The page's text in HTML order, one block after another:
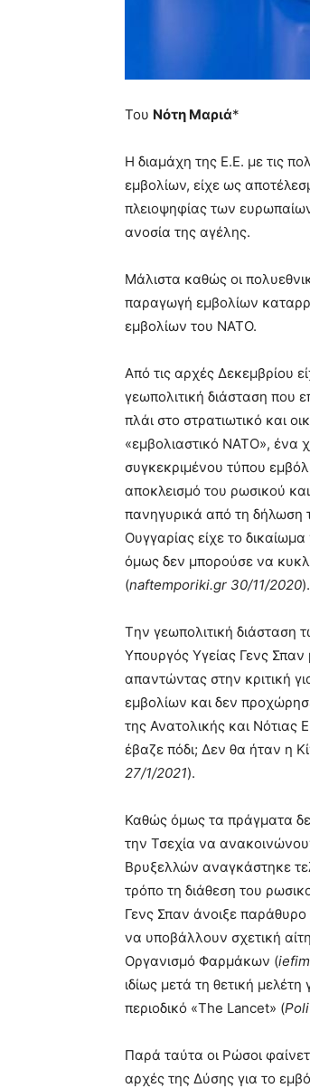
Του Νότη Μαριά*
Η διαμάχη της Ε.Ε. με τις
εμβολίων, είχε ως
πλειοψηφίας των
ανοσία της αγέλης.
Μάλιστα καθώς οι
παραγωγή εμβολίων
εμβολίων του ΝΑΤΟ.
Από τις αρχές Δεκεμβρίου
γεωπολιτική διάσταση που
πλάι στο στρατιωτικό και
«εμβολιαστικό ΝΑΤΟ», ένα
συγκεκριμένου τύπου
αποκλεισμό του ρωσικού
πανηγυρικά από τη δήλωση
Ουγγαρίας είχε το
όμως δεν μπορούσε να
(naftemporiki.gr 30/11/2020).
Tην γεωπολιτική διάσταση
Υπουργός Υγείας Γενς Σπαν
απαντώντας στην κριτική
εμβολίων και δεν
της Ανατολικής και
έβαζε πόδι; Δεν θα ήταν η
27/1/2021).
Καθώς όμως τα πράγματα
την Τσεχία να
Βρυξελλών αναγκάστηκε
τρόπο τη διάθεση του
Γενς Σπαν άνοιξε παράθυρο
να υποβάλλουν σχετική
Οργανισμό Φαρμάκων (
ιδίως μετά τη θετική
περιοδικό «The Lancet» (
Παρά ταύτα οι Ρώσοι
αρχές της Δύσης για το